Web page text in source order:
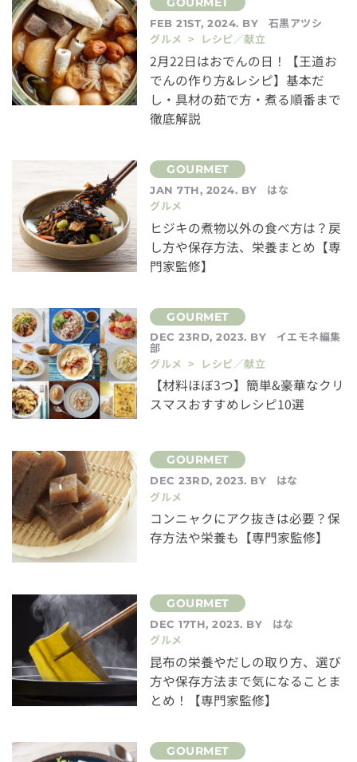
FEB 21ST, 2024. BY
石黒アツシ
グルメ > レシピ／献立
2月22日はおでんの日！【王道お
でんの作り方&レシピ】基本だ
し・具材の茹で方・煮る順番まで
徹底解説
JAN 7TH, 2024. BY
はな
グルメ
ヒジキの煮物以外の食べ方は？戻
し方や保存方法、栄養まとめ【専
門家監修】
DEC 23RD, 2023. BY イエモネ編集
部
グルメ > レシピ／献立
【材料ほぼ3つ】簡単&豪華なクリ
スマスおすすめレシピ10選
DEC 23RD, 2023. BY
はな
グルメ
コンニャクにアク抜きは必要？保
存方法や栄養も【専門家監修】
DEC 17TH, 2023. BY
はな
グルメ
昆布の栄養やだしの取り方、選び
方や保存方法まで気になることま
とめ！【専門家監修】